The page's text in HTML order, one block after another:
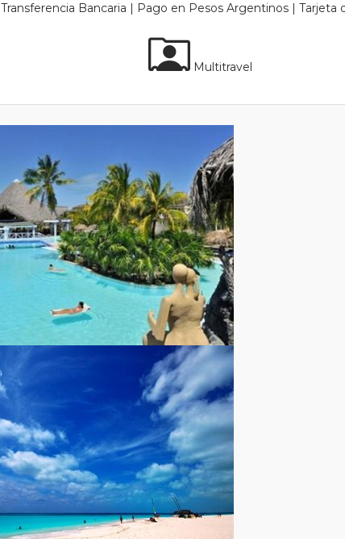
Transferencia Bancaria | Pago en Pesos Argentinos | Tarjeta
Multitravel